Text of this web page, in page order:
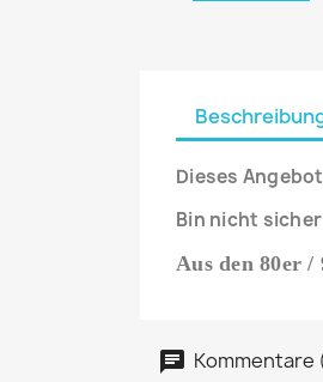
Dieses
Bin nicht
Aus den 80er /
Kommentare